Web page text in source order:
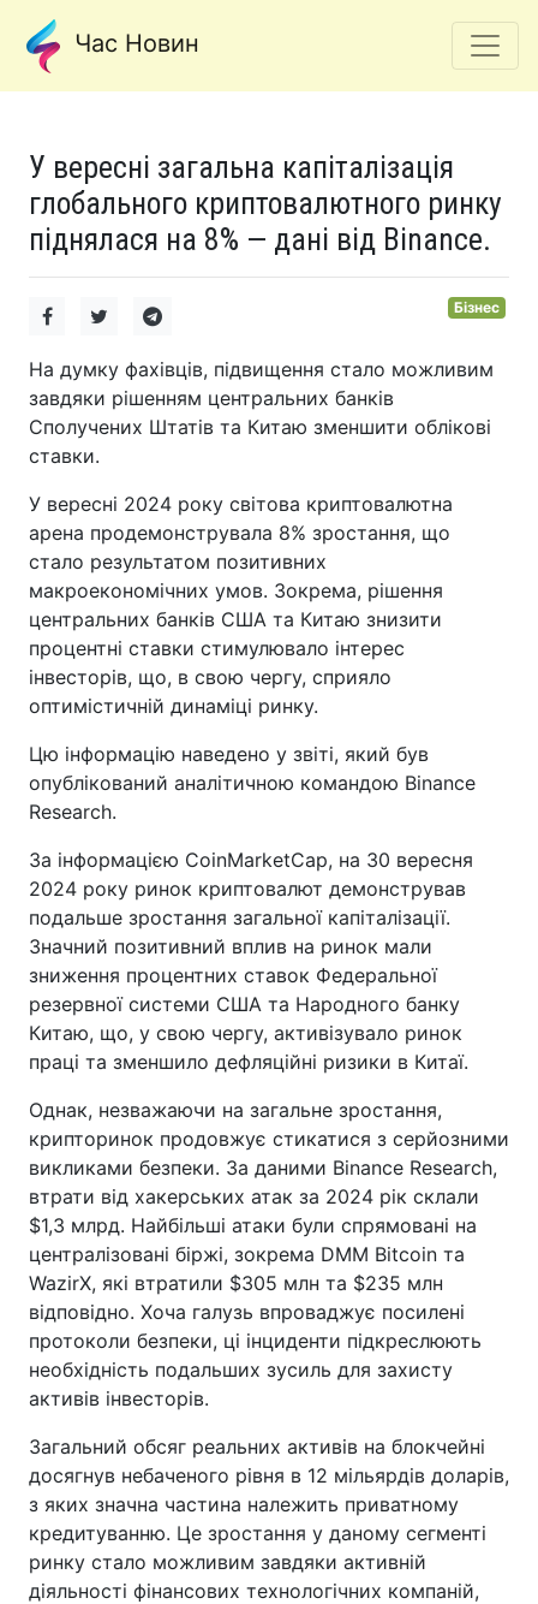
Час Новин
У вересні загальна капіталізація
глобального криптовалютного ринку
піднялася на 8% — дані від Binance.
Бізнес
На думку фахівців, підвищення стало можливим
завдяки рішенням центральних банків
Сполучених Штатів та Китаю зменшити облікові
ставки.
У вересні 2024 року світова криптовалютна
арена продемонструвала 8% зростання, що
стало результатом позитивних
макроекономічних умов. Зокрема, рішення
центральних банків США та Китаю знизити
процентні ставки стимулювало інтерес
інвесторів, що, в свою чергу, сприяло
оптимістичній динаміці ринку.
Цю інформацію наведено у звіті, який був
опублікований аналітичною командою Binance
Research.
За інформацією CoinMarketCap, на 30 вересня
2024 року ринок криптовалют демонстрував
подальше зростання загальної капіталізації.
Значний позитивний вплив на ринок мали
зниження процентних ставок Федеральної
резервної системи США та Народного банку
Китаю, що, у свою чергу, активізувало ринок
праці та зменшило дефляційні ризики в Китаї.
Однак, незважаючи на загальне зростання,
крипторинок продовжує стикатися з серйозними
викликами безпеки. За даними Binance Research,
втрати від хакерських атак за 2024 рік склали
$1,3 млрд. Найбільші атаки були спрямовані на
централізовані біржі, зокрема DMM Bitcoin та
WazirX, які втратили $305 млн та $235 млн
відповідно. Хоча галузь впроваджує посилені
протоколи безпеки, ці інциденти підкреслюють
необхідність подальших зусиль для захисту
активів інвесторів.
Загальний обсяг реальних активів на блокчейні
досягнув небаченого рівня в 12 мільярдів доларів,
з яких значна частина належить приватному
кредитуванню. Це зростання у даному сегменті
ринку стало можливим завдяки активній
діяльності фінансових технологічних компаній,